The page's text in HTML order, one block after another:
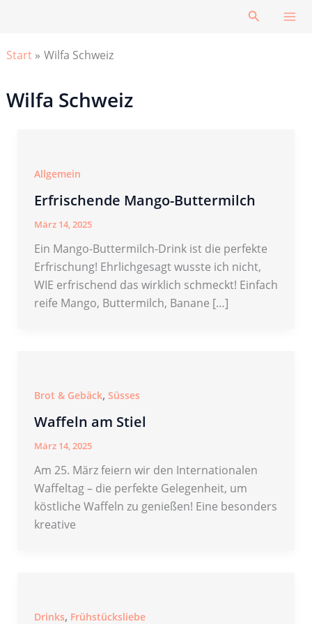
Suchen
Start Wilfa Schweiz
Wilfa Schweiz
Allgemein
Erfrischende Mango-Buttermilch
März 14, 2025
Ein Mango-Buttermilch-Drink ist die perfekte
Erfrischung! Ehrlichgesagt wusste ich nicht,
WIE erfrischend das wirklich schmeckt! Einfach
reife Mango, Buttermilch, Banane […]
Brot & Gebäck, Süsses
Waffeln am Stiel
März 14, 2025
Am 25. März feiern wir den Internationalen
Waffeltag – die perfekte Gelegenheit, um
köstliche Waffeln zu genießen! Eine besonders
kreative
Drinks, Frühstücksliebe